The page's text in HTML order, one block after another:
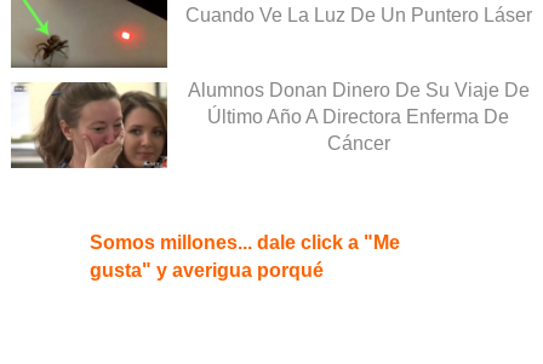
Cuando Ve La Luz De Un Puntero Láser
Alumnos Donan Dinero De Su Viaje De
Último Año A Directora Enferma De
Cáncer
Somos millones... dale click a "Me
gusta" y averigua porqué